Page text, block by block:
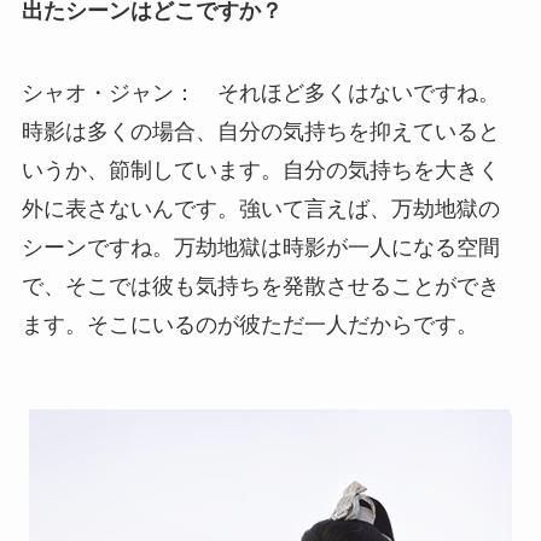
出たシーンはどこですか？
シャオ・ジャン： それほど多くはないですね。
時影は多くの場合、自分の気持ちを抑えていると
いうか、節制しています。自分の気持ちを大きく
外に表さないんです。強いて言えば、万劫地獄の
シーンですね。万劫地獄は時影が一人になる空間
で、そこでは彼も気持ちを発散させることができ
ます。そこにいるのが彼ただ一人だからです。